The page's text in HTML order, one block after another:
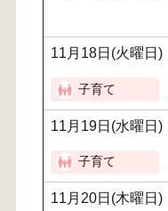
11月18日(火曜日)
11月19日(水曜日)
11月20日(木曜日)